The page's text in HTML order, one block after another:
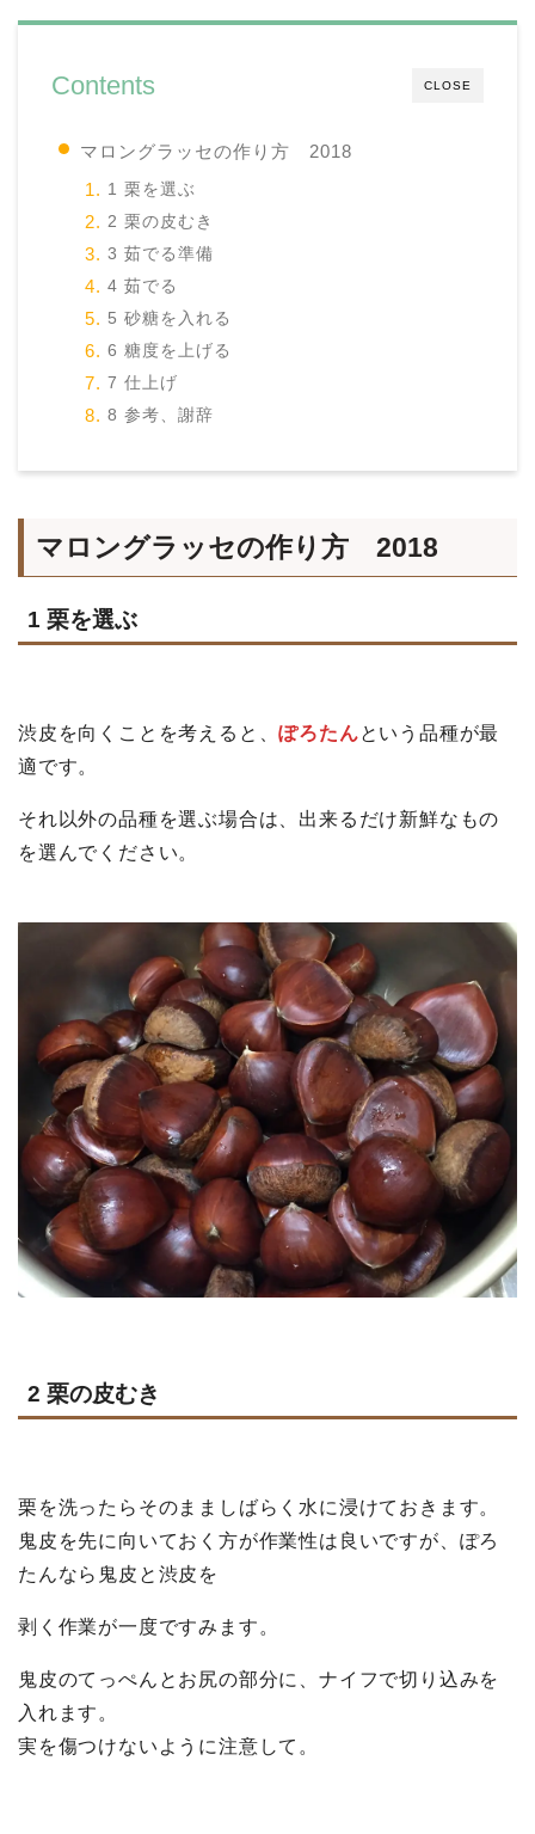
CLOSE
Contents
マロングラッセの作り方 2018
1 栗を選ぶ
2 栗の皮むき
3 茹でる準備
4 茹でる
5 砂糖を入れる
6 糖度を上げる
7 仕上げ
8 参考、謝辞
マロングラッセの作り方 2018
1 栗を選ぶ
渋皮を向くことを考えると、ぽろたんという品種が最
適です。
それ以外の品種を選ぶ場合は、出来るだけ新鮮なもの
を選んでください。
2 栗の皮むき
栗を洗ったらそのまましばらく水に浸けておきます。
鬼皮を先に向いておく方が作業性は良いですが、ぽろ
たんなら鬼皮と渋皮を
剥く 作業が一度ですみます。
鬼皮のてっぺんとお尻の部分に、ナイフで切り込みを
入れます。
実を傷つけないように注意して。